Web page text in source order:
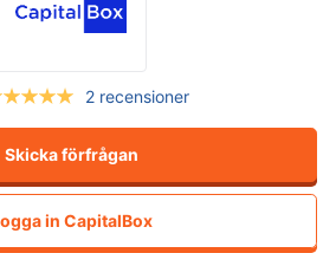
2 recensioner
Skicka förfrågan
in CapitalBox